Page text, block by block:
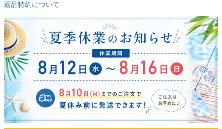
返品特約について